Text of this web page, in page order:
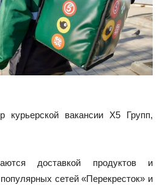
курьерской вакансии Х5 Групп,
доставкой продуктов и
сетей «Перекресток» и